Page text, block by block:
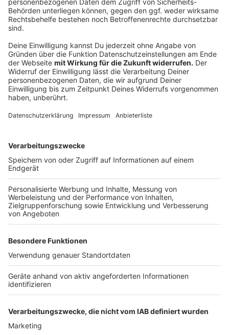
Anzeige
Das ist der Kitchen Club by Nelson Müller
Anzeige
Bei euch läuft das Radio in der Küche, bei uns die
Küche im Radio. Starkoch Nelson Müller lädt uns
Nachkochen oder Nachkochen lassen. Nelson nimmt
uns mit in seine Küche und weiht uns in die
Geheimnisse eines bekannten Profikochs ein. Der
Kitchen Club by Nelson Müller ist etwas für alle
Gourmets und Gourmüsen. Für alle von euch, die
wissen, dass Kardamom ein Gewürz ist und kein
Ersatzteil fürs Auto. Das ist "Foodtainment" der
Extraklasse. Feinste Küche, die man überall genießen
oder wie Nelson es sagt: "Macht nix, wenn's
schmeckt!"
Nelson Müller live erleben? Hier gibt esInfos zu den
Anzeige